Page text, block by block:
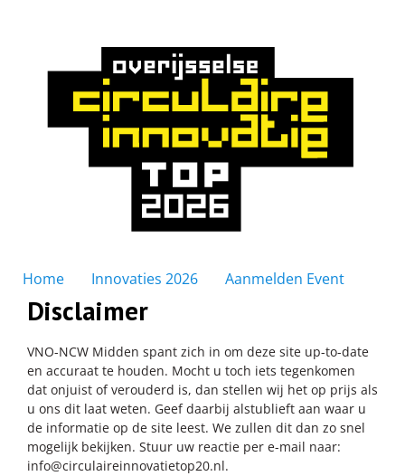
Home Innovaties 2026 Aanmelden Event
Disclaimer
VNO-NCW Midden spant zich in om deze site up-to-date
en accuraat te houden. Mocht u toch iets tegenkomen
dat onjuist of verouderd is, dan stellen wij het op prijs als
u ons dit laat weten. Geef daarbij alstublieft aan waar u
de informatie op de site leest. We zullen dit dan zo snel
mogelijk bekijken. Stuur uw reactie per e-mail naar:
info@circulaireinnovatietop20.nl.